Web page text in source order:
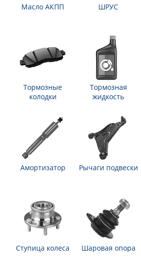
Масло АКПП ШРУС
Тормозные
колодки
Тормозная
жидкость
Амортизатор Рычаги подвески
Ступица колеса Шаровая опора